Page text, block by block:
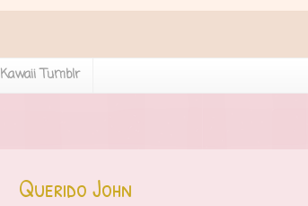
Kawaii Tumblr
Querido John